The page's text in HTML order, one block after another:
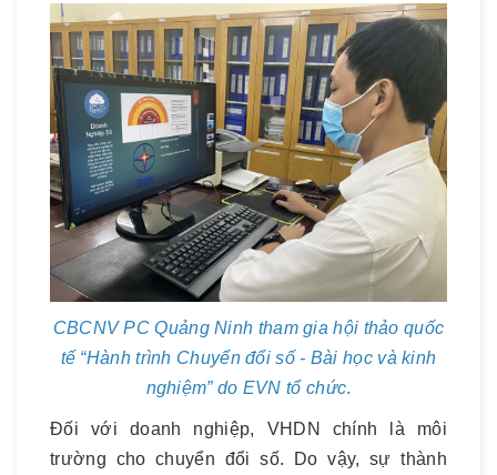
CBCNV PC Quảng Ninh tham gia hội thảo quốc
tế “Hành trình Chuyển đổi số - Bài học và kinh
nghiệm” do EVN tổ chức.
Đối với doanh nghiệp, VHDN chính là môi
trường cho chuyển đổi số. Do vậy, sự thành